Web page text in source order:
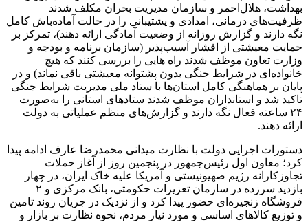
بهداشت، هلال‌احمر و سازمان مدیریت بحران مکلف شدند
ظرفیت‌های درمانی، امدادی و پشتیبانی را در حالت آماده‌باش کامل
نگه دارند و گزارش روزانه از وضعیت آمادگی ارائه دهند)، تمرکز بر
حمایت معیشتی از اقشار آسیب‌پذیر (سازمان برنامه و بودجه و
وزارت تعاون موظف شدند راه هایی را بررسی کنند که هیچ
خانواده‌ای در شرایط جنگی بدون پشتوانه معیشتی باقی نماند) و در
پایان بر هماهنگی کامل استان‌ها با ستاد ملی مدیریت شرایط جنگی
تاکید شد و استانداران موظف شدند ستادهای استانی را به‌صورت
۲۴ ساعته فعال نگه دارند و گزارش‌های منظم عملیاتی به دولت
ارائه دهند.
دستورات اجرایی دولت با نظارت میدانی محمدرضا عارف ادامه پیدا
کرد؛ معاون اول رئیس‌جمهور در پنجمین روز از آغاز حملات
تجاوزکارانه رژیم صهیونیستی و آمریکا علیه خاک ایران، در چهار
بازدید سرزده در سازمان تعزیرات حکومتی، بانک مرکزی و ۲
فروشگاه زنجیره‌ای حضور پیدا کرد و از نزدیک در جریان روند تامین
و توزیع کالاهای اساسی و مورد نیاز مردم، نحوه نظارت بر بازار و